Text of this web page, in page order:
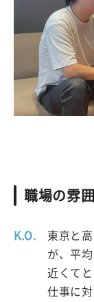
職場の雰
K.O.
東京と
が、平
近くて
仕事に